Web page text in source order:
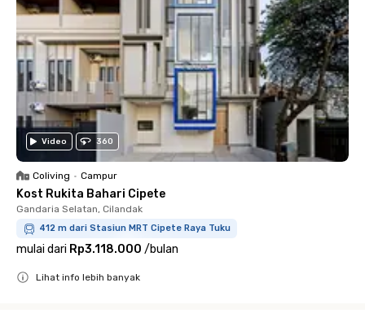
Video 360
Coliving • Campur
Kost Rukita Bahari Cipete
Gandaria Selatan, Cilandak
412 m dari Stasiun MRT Cipete Raya Tuku
mulai dari Rp3.118.000 /bulan
Lihat info lebih banyak